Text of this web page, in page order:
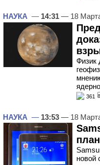
НАУКА — 14:31 — 18
Физик
361
НАУКА — 13:53 — 18
новой